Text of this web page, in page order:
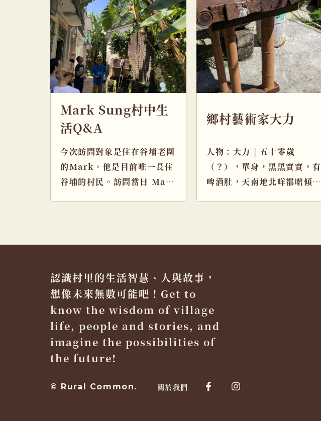
Mark Sung村中生
活Q&A
今次訪問對象是住在谷埔老圍
的Mark。他是目前唯一長住
谷埔的村民。訪問當日 Mark
鄉村藝術家大力
人物：大力 | 五十零歲
（？），單身，黑黑實實，有
啤酒肚，天南地北咩都啱傾。
認識村里的生活智慧、人與故事，
想像未來無數可能吧！Get to
know the wisdom of village
life, people and stories, and
imagine the possibilities of
the future!
關於我們
FacebookInstagram
© Rural Common.